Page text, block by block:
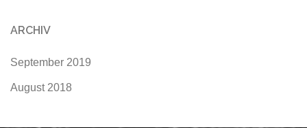
ARCHIV
September 2019
August 2018